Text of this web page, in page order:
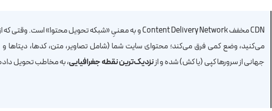
CDN مخفف Content Delivery Network و به معنیِ «شبکه تحویل محتوا» است. وقتی که از
می‌کنید، وضع کمی فرق می‌کند؛ محتوای سایت شما (شامل تصاویر، متن، کدها، دیتاها
جهانی از سرورها کپی (یا کش) شده و ازنزدیک‌ترین نقطه جغرافیایی، به مخاطب تحویل